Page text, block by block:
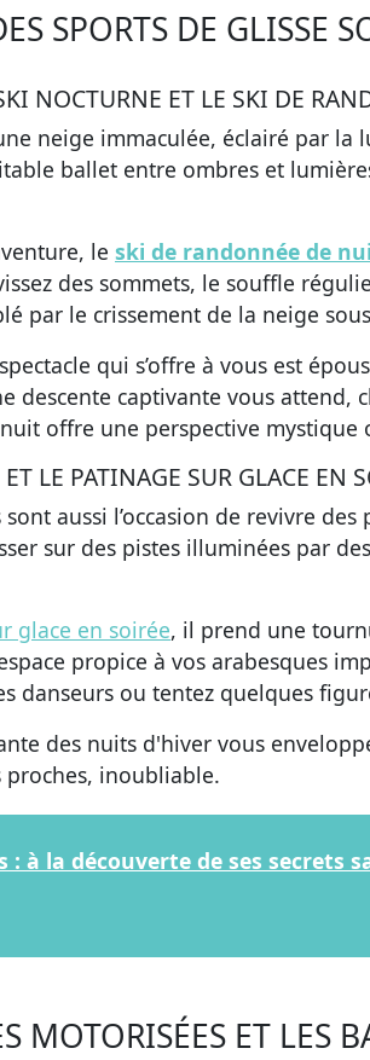
SPORTS DE GLISSE
NOCTURNE ET LE SKI DE
neige immaculée, éclairé par la
ballet entre ombres et
le ski de randonnée de
des sommets, le souffle
par le crissement de la neige
qui s’offre à vous est
descente captivante vous attend,
offre une perspective mystique
LE PATINAGE SUR GLACE EN
aussi l’occasion de revivre
sur des pistes illuminées par
glace en soirée, il prend une
propice à vos arabesques
danseurs ou tentez quelques
des nuits d'hiver vous
proches, inoubliable.
: à la découverte de ses secrets
MOTORISÉES ET LES